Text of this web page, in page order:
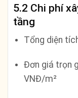
5.2 Chi phí
tầng
Tổng diện
Đơn giá trọn
VNĐ/m²